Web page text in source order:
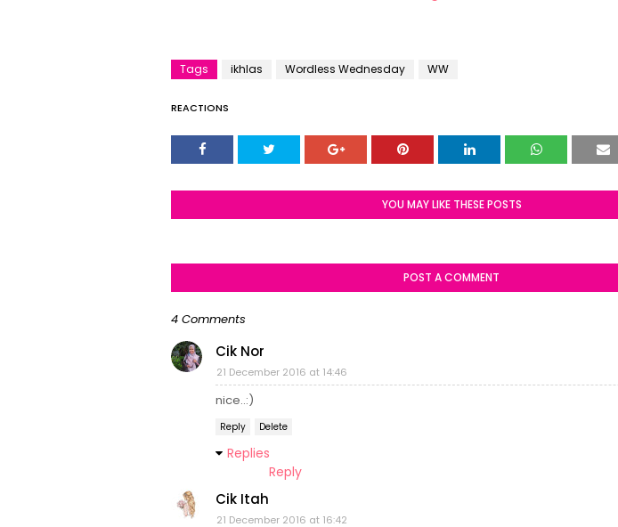
Tags ikhlas Wordless Wednesday WW
REACTIONS
YOU MAY LIKE THESE POSTS
POST A COMMENT
4 Comments
Cik Nor
21 December 2016 at 14:46
nice..:)
Reply Delete
Replies
Reply
Cik Itah
21 December 2016 at 16:42